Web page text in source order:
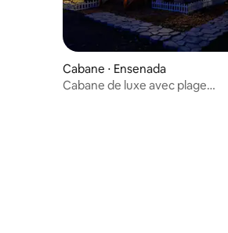
Cabane ⋅ Ensenada
Cabane de luxe avec plage